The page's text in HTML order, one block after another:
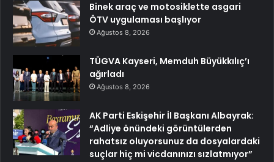
Binek araç ve motosiklette asgari
ÖTV uygulaması başlıyor
Ağustos 8, 2026
TÜGVA Kayseri, Memduh Büyükkılıç’ı
ağırladı
Ağustos 8, 2026
AK Parti Eskişehir İl Başkanı Albayrak:
“Adliye önündeki görüntülerden
rahatsız oluyorsunuz da dosyalardaki
suçlar hiç mi vicdanınızı sızlatmıyor”